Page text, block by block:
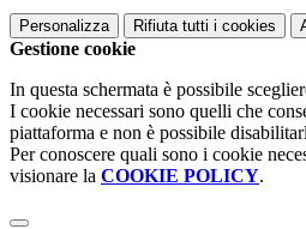
Personalizza Rifiuta tutti i cookies
Gestione cookie
In questa schermata è possibile
I cookie necessari sono quelli che
piattaforma e non è possibile
Per conoscere quali sono i cookie
visionare la COOKIE POLICY.